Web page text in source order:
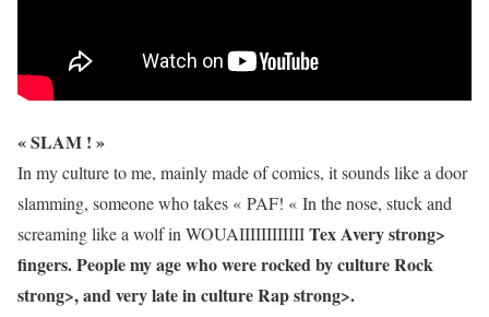
« SLAM ! »
In my culture to me, mainly made ​​of comics, it sounds like a door
slamming, someone who takes « PAF! « In the nose, stuck and
screaming like a wolf in WOUAIIIIIIIIIIIITex Avery strong>
fingers. People my age who were rocked by cultureRock
strong>, and very late in cultureRap strong>.